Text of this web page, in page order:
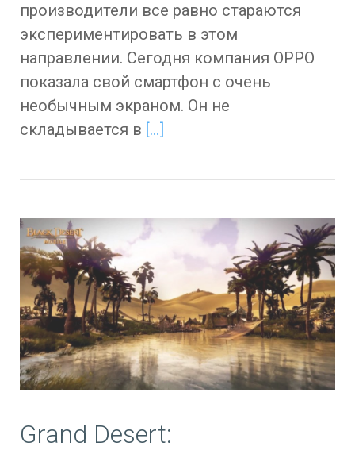
производители все равно стараются
экспериментировать в этом
направлении. Сегодня компания OPPO
показала свой смартфон с очень
необычным экраном. Он не
складывается в […]
Grand Desert: